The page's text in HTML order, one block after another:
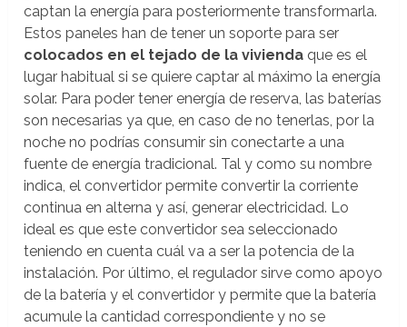
captan la energía para posteriormente transformarla.
Estos paneles han de tener un soporte para ser
colocados en el tejado de la vivienda que es el
lugar habitual si se quiere captar al máximo la energía
solar. Para poder tener energía de reserva, las baterías
son necesarias ya que, en caso de no tenerlas, por la
noche no podrías consumir sin conectarte a una
fuente de energía tradicional. Tal y como su nombre
indica, el convertidor permite convertir la corriente
continua en alterna y así, generar electricidad. Lo
ideal es que este convertidor sea seleccionado
teniendo en cuenta cuál va a ser la potencia de la
instalación. Por último, el regulador sirve como apoyo
de la batería y el convertidor y permite que la batería
acumule la cantidad correspondiente y no se